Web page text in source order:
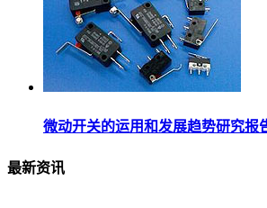
微动开关的运用和发展趋势研究报
最新资讯